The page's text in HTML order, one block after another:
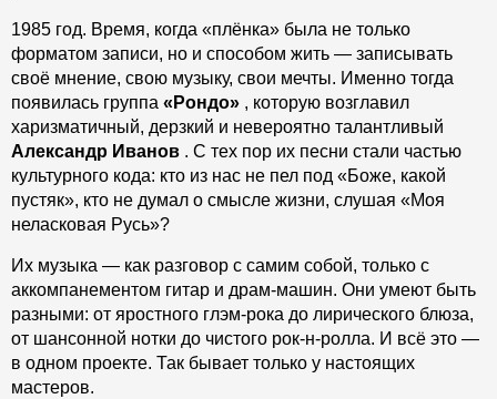
1985 год. Время, когда «плёнка» была не только
форматом записи, но и способом жить — записывать
своё мнение, свою музыку, свои мечты. Именно тогда
появилась группа «Рондо» , которую возглавил
харизматичный, дерзкий и невероятно талантливый
Александр Иванов . С тех пор их песни стали частью
культурного кода: кто из нас не пел под «Боже, какой
пустяк», кто не думал о смысле жизни, слушая «Моя
неласковая Русь»?
Их музыка — как разговор с самим собой, только с
аккомпанементом гитар и драм-машин. Они умеют быть
разными: от яростного глэм-рока до лирического блюза,
от шансонной нотки до чистого рок-н-ролла. И всё это —
в одном проекте. Так бывает только у настоящих
мастеров.